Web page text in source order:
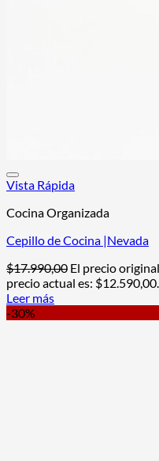
Vista Rápida
Cocina Organizada
Cepillo de Cocina |Nevada
$17.990,00 El precio
precio actual es: $12.590,00.
Leer más
-30%